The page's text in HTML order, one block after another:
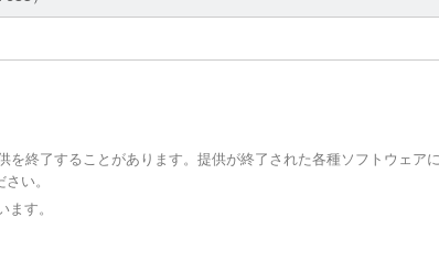
終了することがあります。提供が終了された各種ソフトウェア
い。
す。